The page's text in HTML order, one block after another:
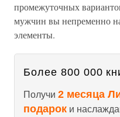
промежуточных
мужчин вы непременно
элементы.
Более 800 000
Получи 2 месяца
подарок и